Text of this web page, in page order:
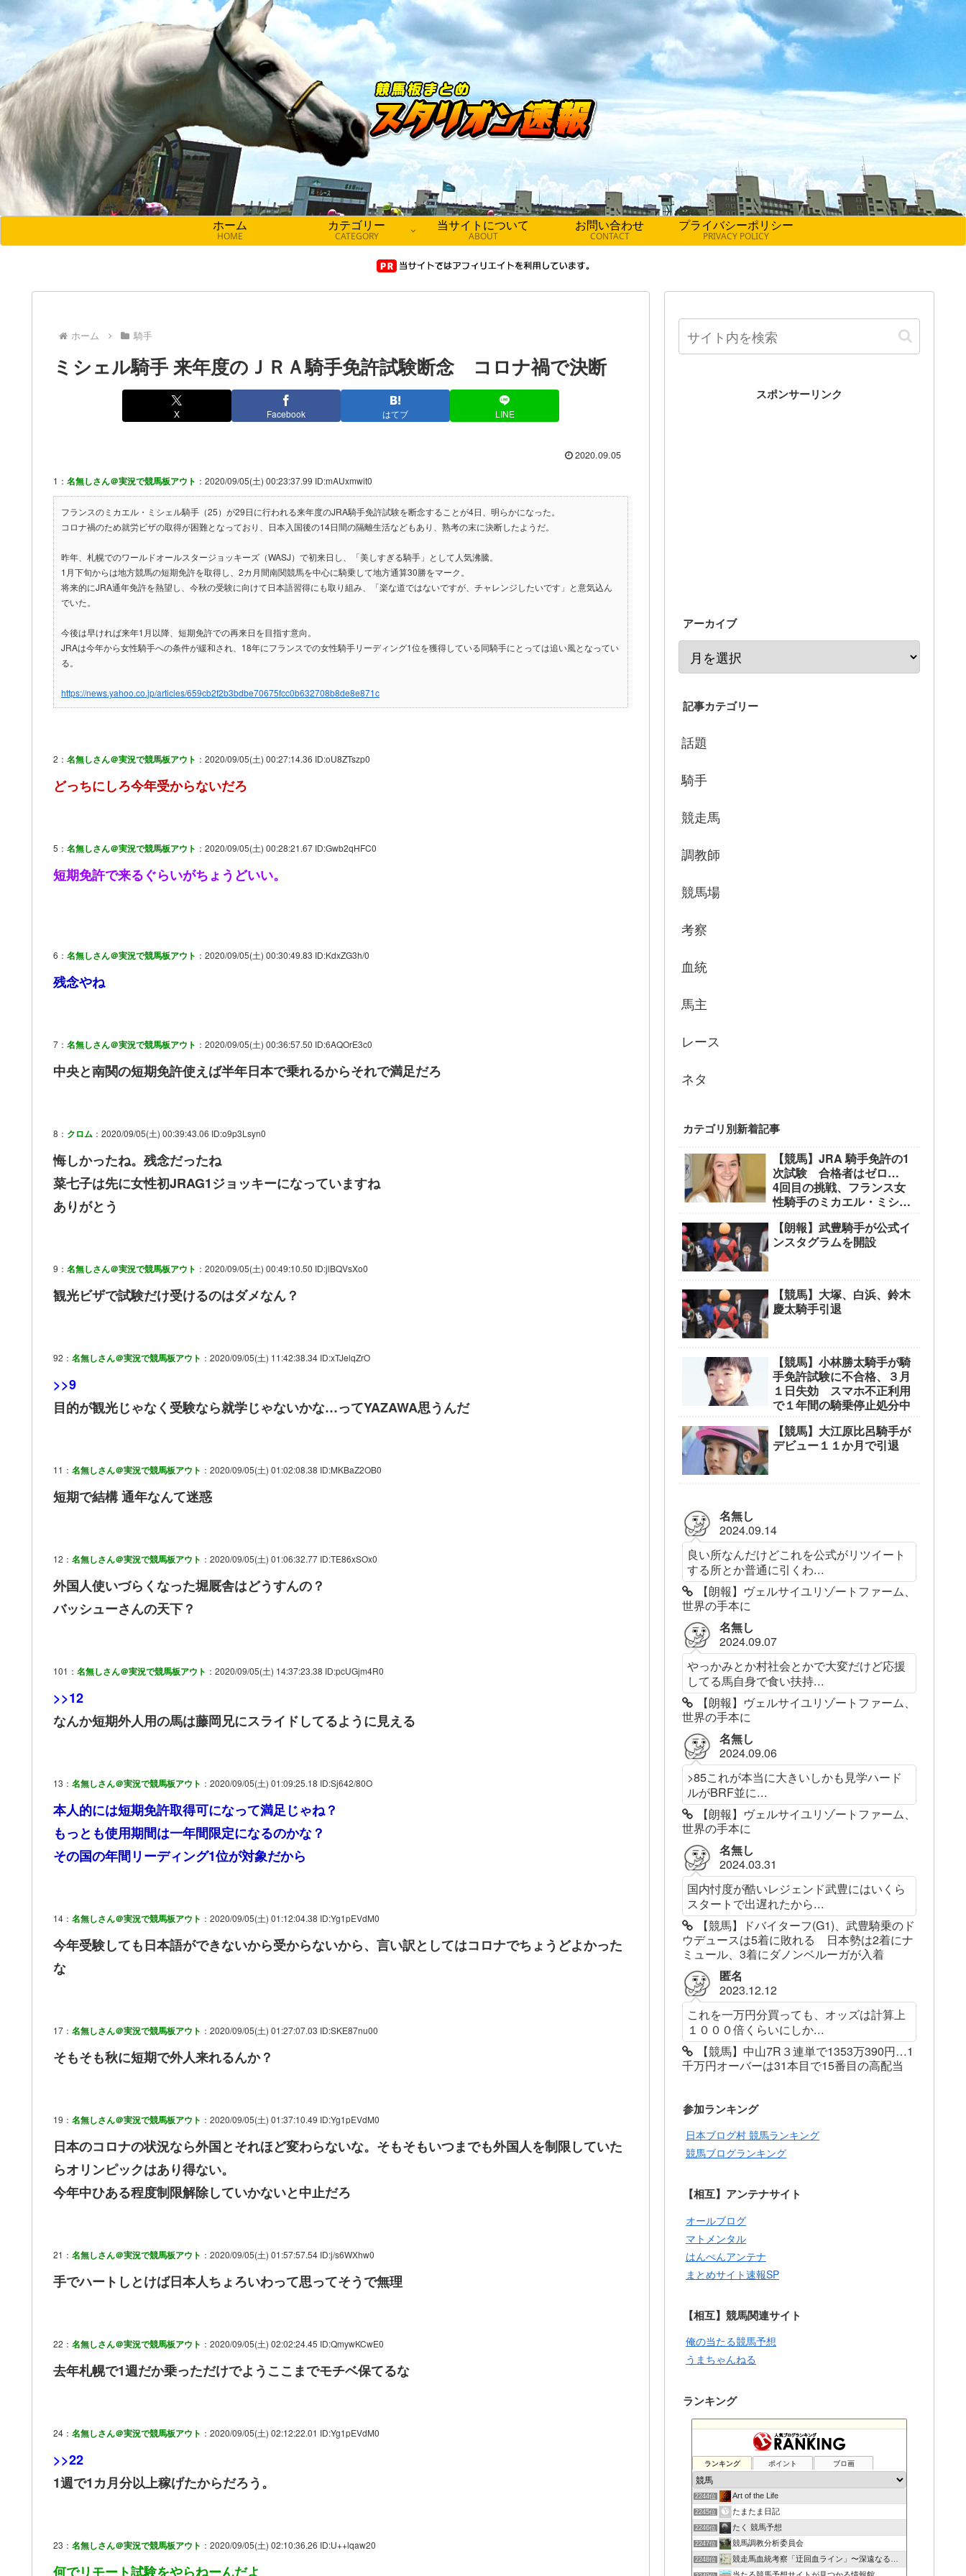
ホーム
HOME
カテゴリー
CATEGORY
当サイトについて
ABOUT
お問い合わせ
CONTACT
プライバシーポリシー
PRIVACY POLICY
ホーム 騎手
ミシェル騎手 来年度のＪＲＡ騎手免許試験断念 コロナ禍で決断
X Facebook はてブ LINE
2020.09.05
1： 名無しさん＠実況で競馬板アウト ：2020/09/05(土) 00:23:37.99 ID:mAUxmwit0
フランスのミカエル・ミシェル騎手（25）が29日に行われる来年度のJRA騎手免許試験を断念することが4日、明らかになった。
コロナ禍のため就労ビザの取得が困難となっており、日本入国後の14日間の隔離生活などもあり、熟考の末に決断したようだ。
昨年、札幌でのワールドオールスタージョッキーズ（WASJ）で初来日し、「美しすぎる騎手」として人気沸騰。
1月下旬からは地方競馬の短期免許を取得し、2カ月間南関競馬を中心に騎乗して地方通算30勝をマーク。
将来的にJRA通年免許を熱望し、今秋の受験に向けて日本語習得にも取り組み、「楽な道ではないですが、チャレンジしたいです」と意気込ん
でいた。
今後は早ければ来年1月以降、短期免許での再来日を目指す意向。
JRAは今年から女性騎手への条件が緩和され、18年にフランスでの女性騎手リーディング1位を獲得している同騎手にとっては追い風となってい
る。
https://news.yahoo.co.jp/articles/659cb2f2b3bdbe70675fcc0b632708b8de8e871c
2： 名無しさん＠実況で競馬板アウト ：2020/09/05(土) 00:27:14.36 ID:oU8ZTszp0
どっちにしろ今年受からないだろ
5： 名無しさん＠実況で競馬板アウト ：2020/09/05(土) 00:28:21.67 ID:Gwb2qHFC0
短期免許で来るぐらいがちょうどいい。
6： 名無しさん＠実況で競馬板アウト ：2020/09/05(土) 00:30:49.83 ID:KdxZG3h/0
残念やね
7： 名無しさん＠実況で競馬板アウト ：2020/09/05(土) 00:36:57.50 ID:6AQOrE3c0
中央と南関の短期免許使えば半年日本で乗れるからそれで満足だろ
8： クロム ：2020/09/05(土) 00:39:43.06 ID:o9p3Lsyn0
悔しかったね。残念だったね
菜七子は先に女性初JRAG1ジョッキーになっていますね
ありがとう
9： 名無しさん＠実況で競馬板アウト ：2020/09/05(土) 00:49:10.50 ID:jlBQVsXo0
観光ビザで試験だけ受けるのはダメなん？
92： 名無しさん＠実況で競馬板アウト ：2020/09/05(土) 11:42:38.34 ID:xTJelqZrO
>>9
目的が観光じゃなく受験なら就学じゃないかな…ってYAZAWA思うんだ
11： 名無しさん＠実況で競馬板アウト ：2020/09/05(土) 01:02:08.38 ID:MKBaZ2OB0
短期で結構 通年なんて迷惑
12： 名無しさん＠実況で競馬板アウト ：2020/09/05(土) 01:06:32.77 ID:TE86xSOx0
外国人使いづらくなった堀厩舎はどうすんの？
バッシューさんの天下？
101： 名無しさん＠実況で競馬板アウト ：2020/09/05(土) 14:37:23.38 ID:pcUGjm4R0
>>12
なんか短期外人用の馬は藤岡兄にスライドしてるように見える
13： 名無しさん＠実況で競馬板アウト ：2020/09/05(土) 01:09:25.18 ID:Sj642/80O
本人的には短期免許取得可になって満足じゃね？
もっとも使用期間は一年間限定になるのかな？
その国の年間リーディング1位が対象だから
14： 名無しさん＠実況で競馬板アウト ：2020/09/05(土) 01:12:04.38 ID:Yg1pEVdM0
今年受験しても日本語ができないから受からないから、言い訳としてはコロナでちょうどよかった
な
17： 名無しさん＠実況で競馬板アウト ：2020/09/05(土) 01:27:07.03 ID:SKE87nu00
そもそも秋に短期で外人来れるんか？
19： 名無しさん＠実況で競馬板アウト ：2020/09/05(土) 01:37:10.49 ID:Yg1pEVdM0
日本のコロナの状況なら外国とそれほど変わらないな。そもそもいつまでも外国人を制限していた
らオリンピックはあり得ない。
今年中ひある程度制限解除していかないと中止だろ
21： 名無しさん＠実況で競馬板アウト ：2020/09/05(土) 01:57:57.54 ID:j/s6WXhw0
手でハートしとけば日本人ちょろいわって思ってそうで無理
22： 名無しさん＠実況で競馬板アウト ：2020/09/05(土) 02:02:24.45 ID:QmywKCwE0
去年札幌で1週だか乗っただけでようここまでモチベ保てるな
24： 名無しさん＠実況で競馬板アウト ：2020/09/05(土) 02:12:22.01 ID:Yg1pEVdM0
>>22
1週で1カ月分以上稼げたからだろう。
23： 名無しさん＠実況で競馬板アウト ：2020/09/05(土) 02:10:36.26 ID:U++lqaw20
何でリモート試験をやらねーんだよ
スポンサーリンク
アーカイブ
記事カテゴリー
話題
騎手
競走馬
調教師
競馬場
考察
血統
馬主
レース
ネタ
カテゴリ別新着記事
【競馬】JRA 騎手免許の1
次試験 合格者はゼロ…
4回目の挑戦、フランス女
性騎手のミカエル・ミシェ
【朗報】武豊騎手が公式イ
ンスタグラムを開設
【競馬】大塚、白浜、鈴木
慶太騎手引退
【競馬】小林勝太騎手が騎
手免許試験に不合格、３月
１日失効 スマホ不正利用
で１年間の騎乗停止処分中
【競馬】大江原比呂騎手が
デビュー１１か月で引退
名無し
2024.09.14
良い所なんだけどこれを公式がリツイート
する所とか普通に引くわ...
【朗報】ヴェルサイユリゾートファーム、
世界の手本に
名無し
2024.09.07
やっかみとか村社会とかで大変だけど応援
してる馬自身で食い扶持...
【朗報】ヴェルサイユリゾートファーム、
世界の手本に
名無し
2024.09.06
>85これが本当に大きいしかも見学ハード
ルがBRF並に...
【朗報】ヴェルサイユリゾートファーム、
世界の手本に
名無し
2024.03.31
国内忖度が酷いレジェンド武豊にはいくら
スタートで出遅れたから...
【競馬】ドバイターフ(G1)、武豊騎乗のド
ウデュースは5着に敗れる 日本勢は2着にナ
ミュール、3着にダノンベルーガが入着
匿名
2023.12.12
これを一万円分買っても、オッズは計算上
１０００倍くらいにしか...
【競馬】中山7R３連単で1353万390円…1
千万円オーバーは31本目で15番目の高配当
参加ランキング
日本ブログ村 競馬ランキング
競馬ブログランキング
【相互】アンテナサイト
オールブログ
マトメンタル
はんぺんアンテナ
まとめサイト速報SP
【相互】競馬関連サイト
俺の当たる競馬予想
うまちゃんねる
ランキング
ランキング ポイント ブロ画
2244位 Art of the Life
2245位 たまたま日記
2246位 たく 競馬予想
2247位 競馬調教分析委員会
2248位 競走馬血統考察「迂回血ライン」〜深遠なる血の連鎖〜